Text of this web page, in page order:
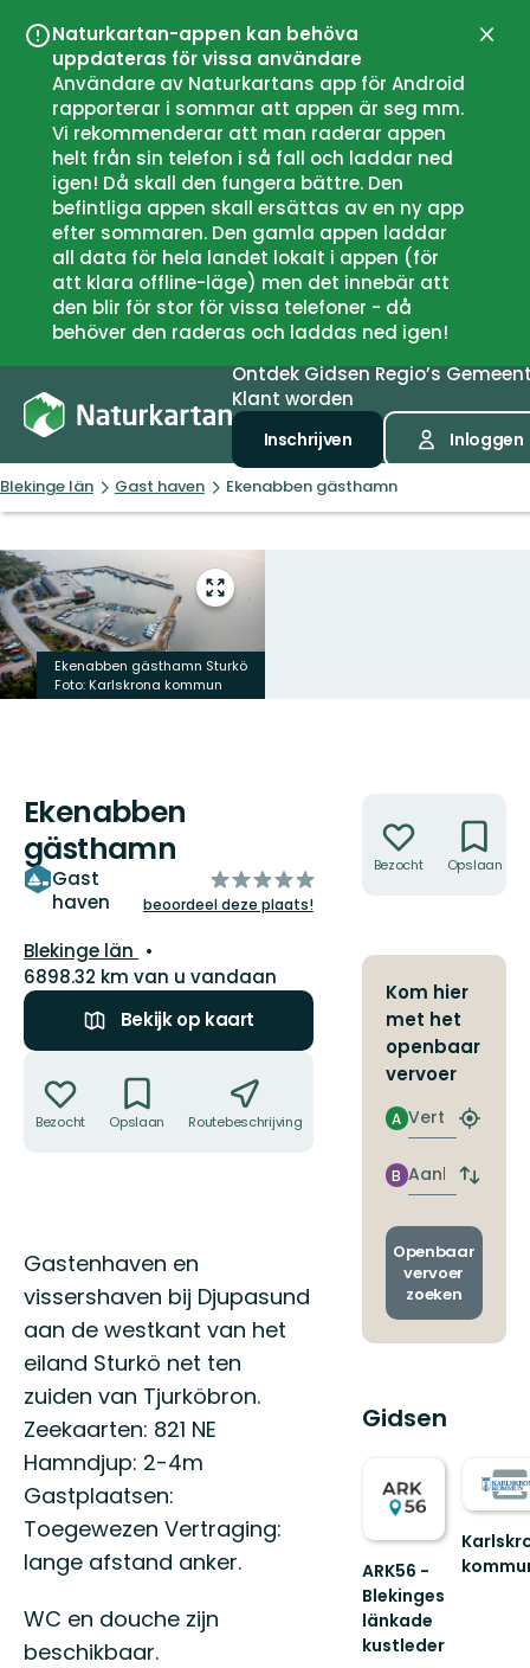
Naturkartan-appen kan behöva
uppdateras för vissa användare
Användare av Naturkartans app för Android
rapporterar i sommar att appen är seg mm.
Vi rekommenderar att man raderar appen
helt från sin telefon i så fall och laddar ned
igen! Då skall den fungera bättre. Den
befintliga appen skall ersättas av en ny app
efter sommaren. Den gamla appen laddar
all data för hela landet lokalt i appen (för
att klara offline-läge) men det innebär att
den blir för stor för vissa telefoner - då
behöver den raderas och laddas ned igen!
OntdekGidsenRegio’s
Klant worden
Inschrijven Inloggen
Blekinge län Gast haven Ekenabben gästhamn
Open
volledig
Ekenabben gästhamn Sturkö
Foto: Karlskrona kommun
Ekenabben
gästhamn
Gast
haven
van
5
beoordeel deze plaats!
Regio:
Blekinge län
6898.32 km van u vandaan
Bekijk op kaart
Bezocht Opslaan Routebeschrijving
Omschrijving
Gastenhaven en
vissershaven bij Djupasund
aan de westkant van het
eiland Sturkö net ten
zuiden van Tjurköbron.
Zeekaarten: 821 NE
Hamndjup: 2-4m
Gastplaatsen:
Toegewezen Vertraging:
lange afstand anker.
WC en douche zijn
beschikbaar.
Bezocht Opslaan
Kom hier
met het
openbaar
vervoer
Vertrek
A
Zoek
halte
Aankomst
B
Wissel
en
Openbaar
vervoer
zoeken
Gidsen
ARK56 -
Blekinges
länkade
kustleder